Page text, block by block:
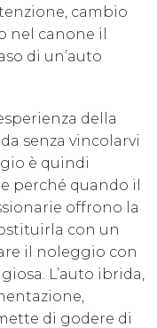
cambio
nel canone il
di un’auto
della
senza vincolarvi
è quindi
perché quando il
offrono la
con un
il noleggio con
L’auto ibrida,
di godere di